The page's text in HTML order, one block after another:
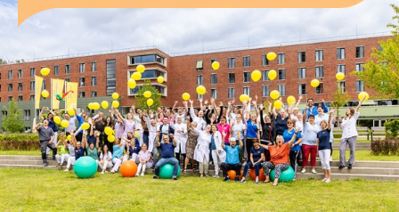
Karriere
Sozialdienste & Zuweisende
Suche
Leichte Sprache
Gebärdensprache